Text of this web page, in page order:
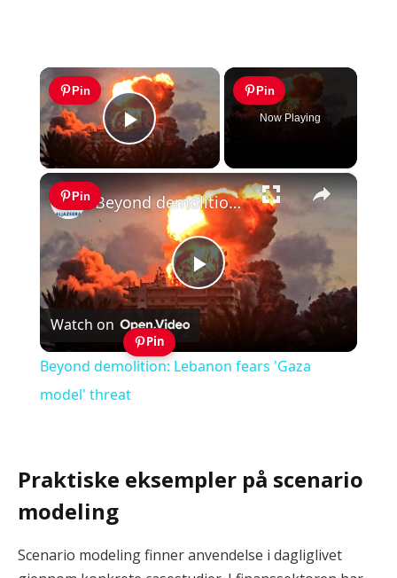
×
Pin
Play Video
Pin
Now Playing
×
Pin
Play
Video
Beyond demolition: Lebanon fears 'Gaza model' threat
Watch on
Pin
Beyond demolition: Lebanon fears 'Gaza
model' threat
Praktiske eksempler på scenario
modeling
Scenario modeling finner anvendelse i dagliglivet